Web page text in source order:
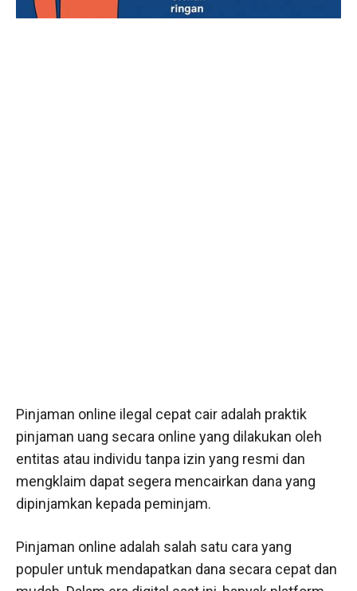
Pinjaman online ilegal cepat cair adalah praktik
pinjaman uang secara online yang dilakukan oleh
entitas atau individu tanpa izin yang resmi dan
mengklaim dapat segera mencairkan dana yang
dipinjamkan kepada peminjam.
Pinjaman online adalah salah satu cara yang
populer untuk mendapatkan dana secara cepat dan